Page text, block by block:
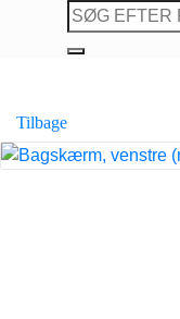
Søg
efter:
Tilbage